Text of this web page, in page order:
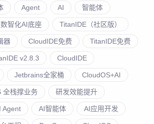
Agent AI 智能体
数智化AI底座 TitanIDE（社区版）
器 CloudIDE免费 TitanIDE免费
v2.8.3 CloudIDE
Jetbrains全家桶 CloudOS+AI
全栈撑业务 研发效能提升
Agent AI智能体 AI应用开发